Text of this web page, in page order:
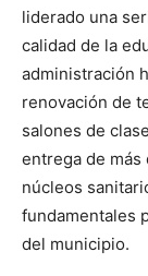
liderado una
calidad de la
administración
renovación de
salones de
entrega de más
núcleos
fundamentales
del municipio.